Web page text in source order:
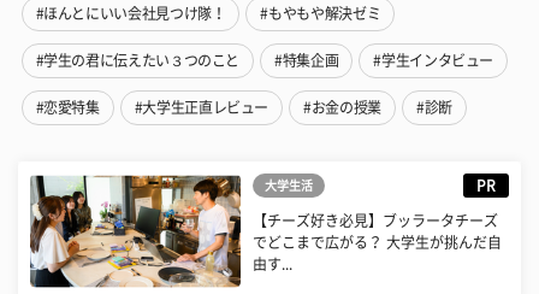
#ほんとにいい会社見つけ隊！ #もやもや解決ゼミ
#学生の君に伝えたい３つのこと #特集企画 #学生インタビュー
#恋愛特集 #大学生正直レビュー #お金の授業 #診断
大学生活 PR
【チーズ好き必見】ブッラータチーズ
でどこまで広がる？ 大学生が挑んだ自
由す...